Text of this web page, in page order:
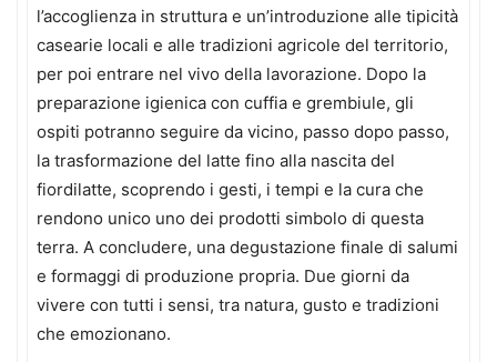
l’accoglienza in struttura e un’introduzione alle tipicità
casearie locali e alle tradizioni agricole del territorio,
per poi entrare nel vivo della lavorazione. Dopo la
preparazione igienica con cuffia e grembiule, gli
ospiti potranno seguire da vicino, passo dopo passo,
la trasformazione del latte fino alla nascita del
fiordilatte, scoprendo i gesti, i tempi e la cura che
rendono unico uno dei prodotti simbolo di questa
terra. A concludere, una degustazione finale di salumi
e formaggi di produzione propria. Due giorni da
vivere con tutti i sensi, tra natura, gusto e tradizioni
che emozionano.